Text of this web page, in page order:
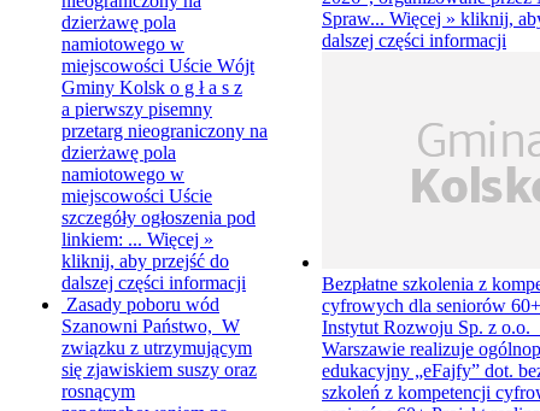
dzierżawę pola
namiotowego w
miejscowości Uście Wójt
Gminy Kolsk o g ł a s z
a pierwszy pisemny
przetarg nieograniczony na
dzierżawę pola
namiotowego w
miejscowości Uście
szczegóły ogłoszenia pod
linkiem: ... Więcej »
kliknij, aby przejść do
dalszej części informacji
Zasady poboru wód
Szanowni Państwo, W
związku z utrzymującym
się zjawiskiem suszy oraz
rosnącym
Spraw... Więcej » kliknij,
dalszej części informacji
Bezpłatne szkolenia z
cyfrowych dla seniorów
Instytut Rozwoju Sp. z o.o.
Warszawie realizuje
edukacyjny „eFajfy” dot.
szkoleń z kompetencji